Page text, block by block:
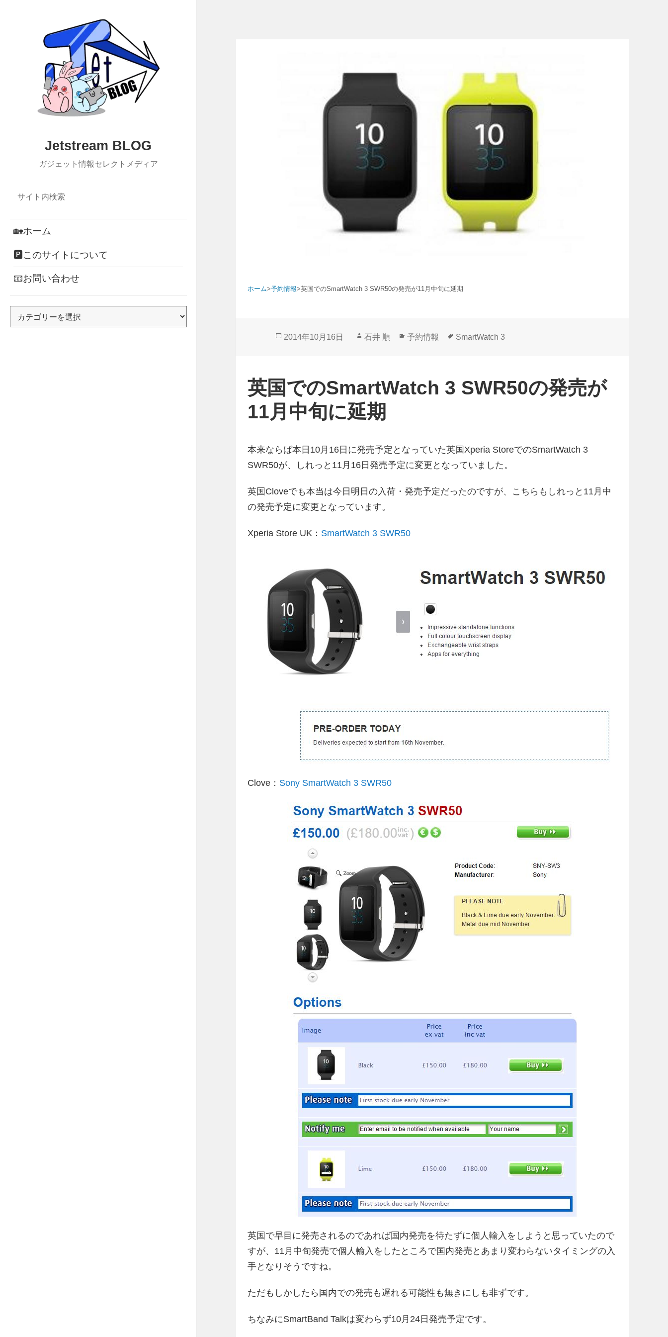
Jetstream BLOG
ガジェット情報セレクトメディア
🏡ホーム
🅿このサイトについて
📧お問い合わせ
ホーム>予約情報>英国でのSmartWatch 3 SWR50の発売が11月中旬に延期
投
2014年10月16日
作
石井 順
カ
ー
予約情報
タ
SmartWatch 3
英国でのSmartWatch 3 SWR50の発売が
11月中旬に延期
本来ならば本日10月16日に発売予定となっていた英国Xperia StoreでのSmartWatch 3
SWR50が、しれっと11月16日発売予定に変更となっていました。
英国Cloveでも本当は今日明日の入荷・発売予定だったのですが、こちらもしれっと11月中
の発売予定に変更となっています。
Xperia Store UK： SmartWatch 3 SWR50
Clove： Sony SmartWatch 3 SWR50
英国で早目に発売されるのであれば国内発売を待たずに個人輸入をしようと思っていたので
すが、11月中旬発売で個人輸入をしたところで国内発売とあまり変わらないタイミングの入
手となりそうですね。
ただもしかしたら国内での発売も遅れる可能性も無きにしも非ずです。
ちなみにSmartBand Talkは変わらず10月24日発売予定です。